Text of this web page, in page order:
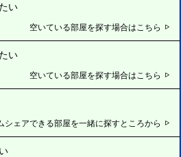
い
空いている部屋を探す場合はこちら
い
空いている部屋を探す場合はこちら
シェアできる部屋を一緒に探すところから